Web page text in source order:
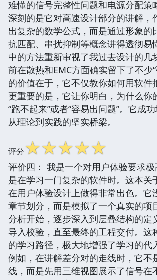
难懂的信号完整性问题和电源分配策
深刻的是它对高速设计部分的讲解，
出复杂的数学公式，而是通过形象的
抗匹配、串扰抑制等概念讲得透彻易
中的方法重新审视了我过去设计的几
前在散热和EMC方面确实留下了不少
的价值在于，它不仅教你如何用软件
更重要的是，它让你明白，为什么你
“跑不起来”或者“容易出问题”。它成
从理论到实践的坚实桥梁。
评分☆☆☆☆☆
评价四： 我是一个对用户体验要求
是在学习一门复杂的软件时。这本
在用户体验设计上做得非常出色。它
章节划分，而是模拟了一个真实的项
分析开始，逐步深入到层叠结构的定
导入校验，直至最终的工程交付。这
的学习路径，极大地增强了学习的代
例如，在讲解差分对的走线时，它不
线，而是先用三维视图展示了信号在